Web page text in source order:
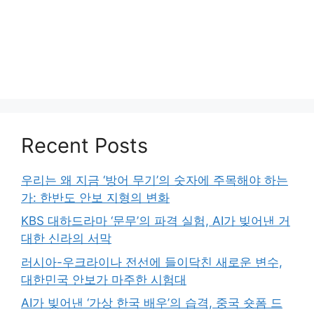
Recent Posts
우리는 왜 지금 ‘방어 무기’의 숫자에 주목해야 하는
가: 한반도 안보 지형의 변화
KBS 대하드라마 ‘문무’의 파격 실험, AI가 빚어낸 거
대한 신라의 서막
러시아-우크라이나 전선에 들이닥친 새로운 변수,
대한민국 안보가 마주한 시험대
AI가 빚어낸 ‘가상 한국 배우’의 습격, 중국 숏폼 드